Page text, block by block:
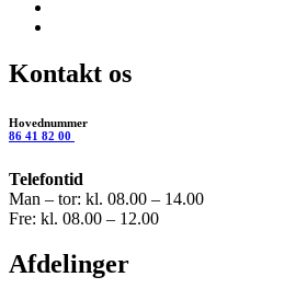
Kontakt os
Hovednummer
86 41 82 00
Telefontid
Man – tor: kl. 08.00 – 14.00
Fre: kl. 08.00 – 12.00
Afdelinger